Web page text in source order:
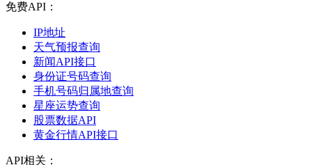
免费API：
IP地址
天气预报查询
新闻API接口
身份证号码查询
手机号码归属地查询
星座运势查询
股票数据API
黄金行情API接口
API相关：